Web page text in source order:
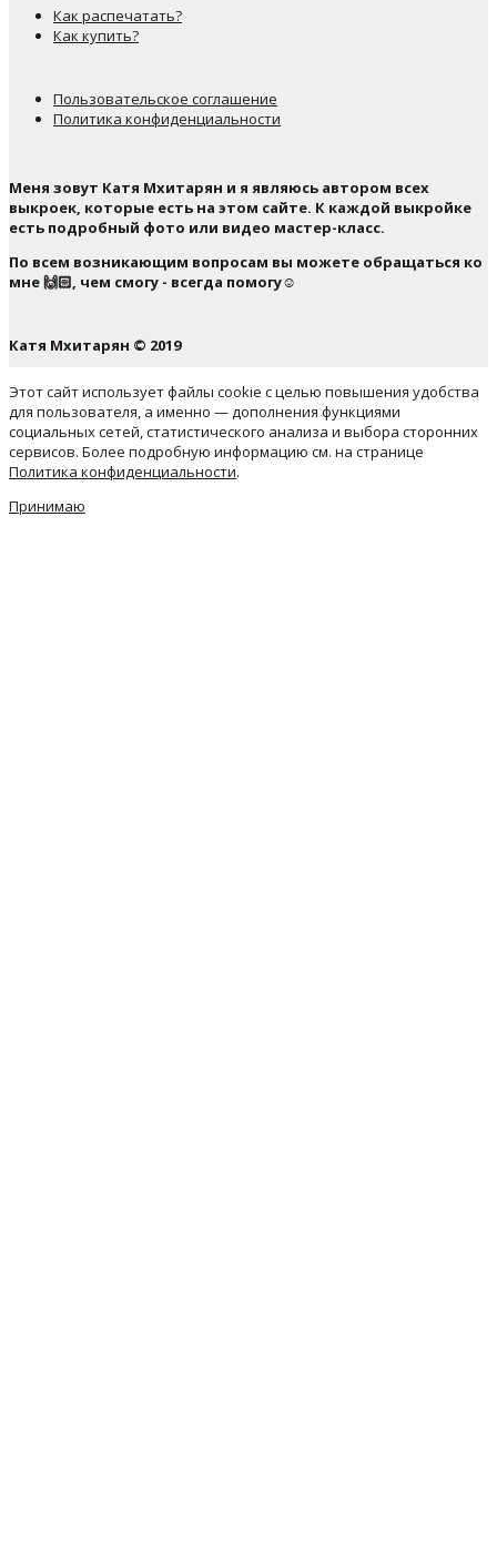
Как распечатать?
Как купить?
Пользовательское соглашение
Политика конфиденциальности
Меня зовут Катя Мхитарян и я являюсь автором всех
выкроек, которые есть на этом сайте. К каждой выкройке
есть подробный фото или видео мастер-класс.
По всем возникающим вопросам вы можете обращаться ко
мне 🙌🏻, чем смогу - всегда помогу☺️
Катя Мхитарян © 2019
Этот сайт использует файлы cookie с целью повышения удобства
для пользователя, а именно — дополнения функциями
социальных сетей, статистического анализа и выбора сторонних
сервисов. Более подробную информацию см. на странице
Политика конфиденциальности.
Принимаю